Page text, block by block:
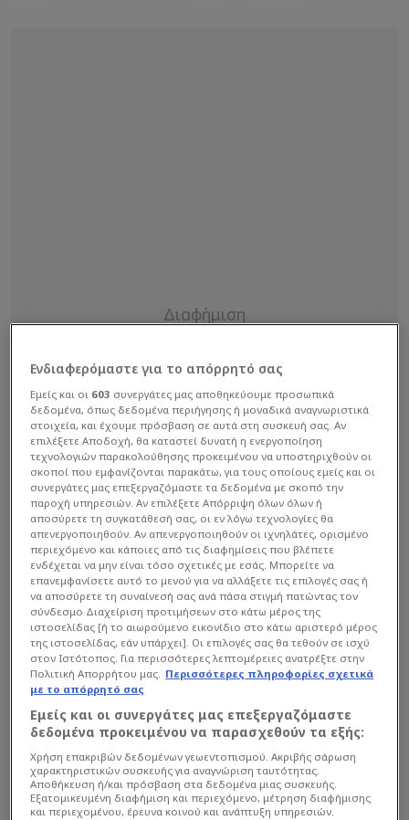
Ενδιαφερόμαστε για το απόρρητό σας
Εμείς και οι 603 συνεργάτες μας αποθηκεύουμε προσωπικά
δεδομένα, όπως δεδομένα περιήγησης ή μοναδικά αναγνωριστικά
στοιχεία, και έχουμε πρόσβαση σε αυτά στη συσκευή σας. Αν
επιλέξετε Αποδοχή, θα καταστεί δυνατή η ενεργοποίηση
τεχνολογιών παρακολούθησης προκειμένου να υποστηριχθούν οι
σκοποί που εμφανίζονται παρακάτω, για τους οποίους εμείς και οι
συνεργάτες μας επεξεργαζόμαστε τα δεδομένα με σκοπό την
παροχή υπηρεσιών. Αν επιλέξετε Απόρριψη όλων όλων ή
αποσύρετε τη συγκατάθεσή σας, οι εν λόγω τεχνολογίες θα
απενεργοποιηθούν. Αν απενεργοποιηθούν οι ιχνηλάτες, ορισμένο
περιεχόμενο και κάποιες από τις διαφημίσεις που βλέπετε
ενδέχεται να μην είναι τόσο σχετικές με εσάς. Μπορείτε να
επανεμφανίσετε αυτό το μενού για να αλλάξετε τις επιλογές σας ή
να αποσύρετε τη συναίνεσή σας ανά πάσα στιγμή πατώντας τον
σύνδεσμο Διαχείριση προτιμήσεων στο κάτω μέρος της
ιστοσελίδας [ή το αιωρούμενο εικονίδιο στο κάτω αριστερό μέρος
της ιστοσελίδας, εάν υπάρχει]. Οι επιλογές σας θα τεθούν σε ισχύ
στον Ιστότοπος. Για περισσότερες λεπτομέρειες ανατρέξτε στην
Πολιτική Απορρήτου μας. Περισσότερες πληροφορίες σχετικά
με το απόρρητό σας
Εμείς και οι συνεργάτες μας επεξεργαζόμαστε
δεδομένα προκειμένου να παρασχεθούν τα εξής:
Χρήση επακριβών δεδομένων γεωεντοπισμού. Ακριβής σάρωση
χαρακτηριστικών συσκευής για αναγνώριση ταυτότητας.
Αποθήκευση ή/και πρόσβαση στα δεδομένα μιας συσκευής.
Εξατομικευμένη διαφήμιση και περιεχόμενο, μέτρηση διαφήμισης
και περιεχομένου, έρευνα κοινού και ανάπτυξη υπηρεσιών.